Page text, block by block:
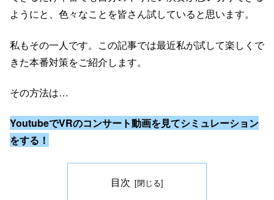
ようにと、色々なことを皆さん試していると思います。
私もその一人です。この記事では最近私が試して楽しくで
きた本番対策をご紹介します。
その方法は…
YoutubeでVRのコンサート動画を見てシミュレーション
をする！
目次